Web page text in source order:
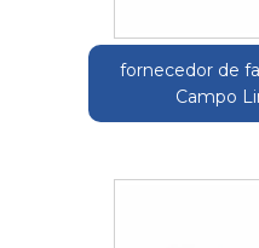
fornecedor de
Campo